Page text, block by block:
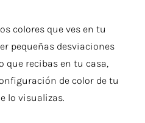
colores que ves en tu
pequeñas desviaciones
que recibas en tu casa,
de color de tu
lo visualizas.